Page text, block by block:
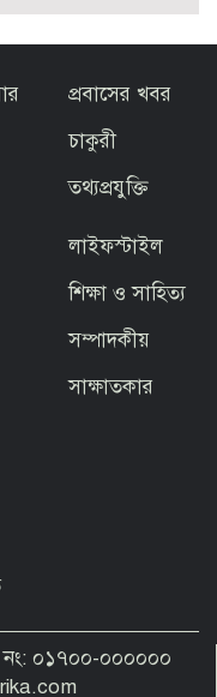
প্রবাসের খবর
চাকুরী
তথ্যপ্রযুক্তি
লাইফস্টাইল
শিক্ষা ও সাহিত্য
সম্পাদকীয়
সাক্ষাতকার
নং: ০১৭০০-০০০০০০